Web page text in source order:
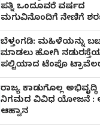
ಪತ್ನಿ ಒಂದೂವರೆ ವರ್ಷದ
ಮಗುವಿನೊಂದಿಗೆ ನೇಣಿಗೆ
ಬೆಳ್ತಂಗಡಿ: ಮಹಿಳೆಯನ್ನು
ಮಾಡಲು ಹೋಗಿ
ಪಲ್ಟಿಯಾದ ಟೆಂಪೊ
ರಾಜ್ಯ ಕಾಡುಗೊಲ್ಲ ಅಭಿವೃದ್ಧಿ
ನಿಗಮದ ವಿವಿಧ ಯೋಜನೆ :
ಆಹ್ವಾನ